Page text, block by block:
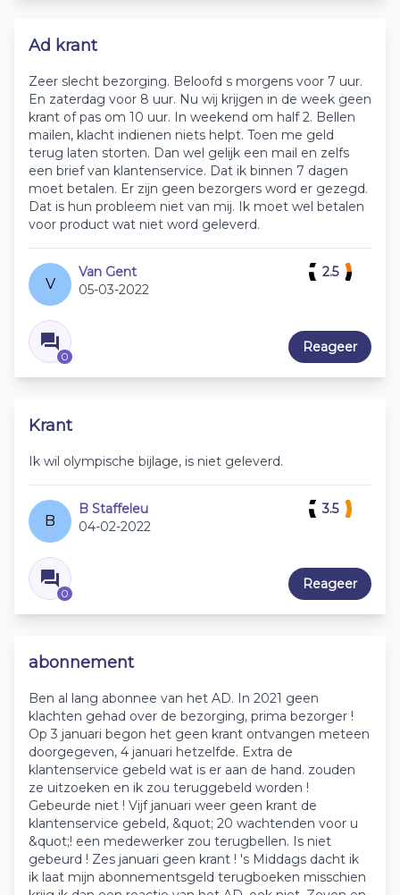
Ad krant
Zeer slecht bezorging. Beloofd s morgens voor 7 uur.
En zaterdag voor 8 uur. Nu wij krijgen in de week geen
krant of pas om 10 uur. In weekend om half 2. Bellen
mailen, klacht indienen niets helpt. Toen me geld
terug laten storten. Dan wel gelijk een mail en zelfs
een brief van klantenservice. Dat ik binnen 7 dagen
moet betalen. Er zijn geen bezorgers word er gezegd.
Dat is hun probleem niet van mij. Ik moet wel betalen
voor product wat niet word geleverd.
V
Van Gent
05-03-2022
0
2.5
Reageer
Krant
Ik wil olympische bijlage, is niet geleverd.
B
B Staffeleu
04-02-2022
0
3.5
Reageer
abonnement
Ben al lang abonnee van het AD. In 2021 geen
klachten gehad over de bezorging, prima bezorger !
Op 3 januari begon het geen krant ontvangen meteen
doorgegeven, 4 januari hetzelfde. Extra de
klantenservice gebeld wat is er aan de hand. zouden
ze uitzoeken en ik zou teruggebeld worden !
Gebeurde niet ! Vijf januari weer geen krant de
klantenservice gebeld, &quot; 20 wachtenden voor u
&quot;! een medewerker zou terugbellen. Is niet
gebeurd ! Zes januari geen krant ! 's Middags dacht ik
ik laat mijn abonnementsgeld terugboeken misschien